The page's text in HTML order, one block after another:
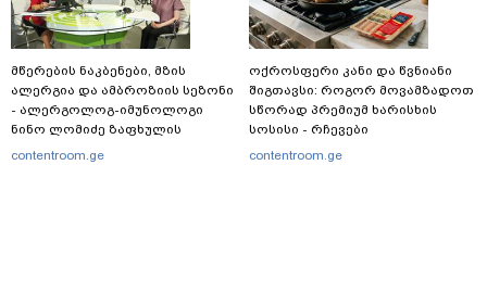
მწერების ნაკბენები, მზის
ალერგია და ამბროზიის სეზონი
- ალერგოლოგ-იმუნოლოგი
ნინო ლომიძე ზაფხულის
ალერგიებზე
contentroom.ge
ოქროსფერი კანი და წვნიანი
შიგთავსი: როგორ მოვამზადოთ
სწორად პრემიუმ ხარისხის
სოსისი - რჩევები
„შეფმაისტერის“
contentroom.ge